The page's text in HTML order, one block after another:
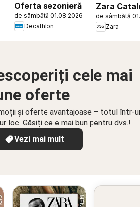
Oferta sezonieră
de sâmbătă 01.08.2026
Decathlon
Zara
de sâmbătă
Zara
cele mai
oferte
și oferte avantajoase – totul într-
loc. Găsiți ce e mai bun pentru dvs.!
Vezi mai mult